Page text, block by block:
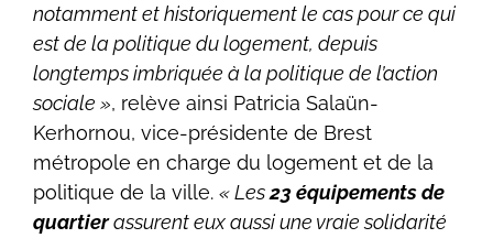
notamment et historiquement le cas pour ce qui
est de la politique du logement, depuis
longtemps imbriquée à la politique de l’action
sociale », relève ainsi Patricia Salaün-
Kerhornou, vice-présidente de Brest
métropole en charge du logement et de la
politique de la ville. « Les23 équipements de
quartierassurent eux aussi une vraie solidarité